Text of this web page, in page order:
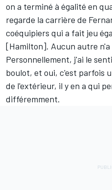
on a terminé à égalité en
regarde la carrière de
coéquipiers qui a fait jeu
[Hamilton]. Aucun autre n'a
Personnellement, j'ai le
boulot, et oui, c'est parfois
de l'extérieur, il y en a qui
différemment.